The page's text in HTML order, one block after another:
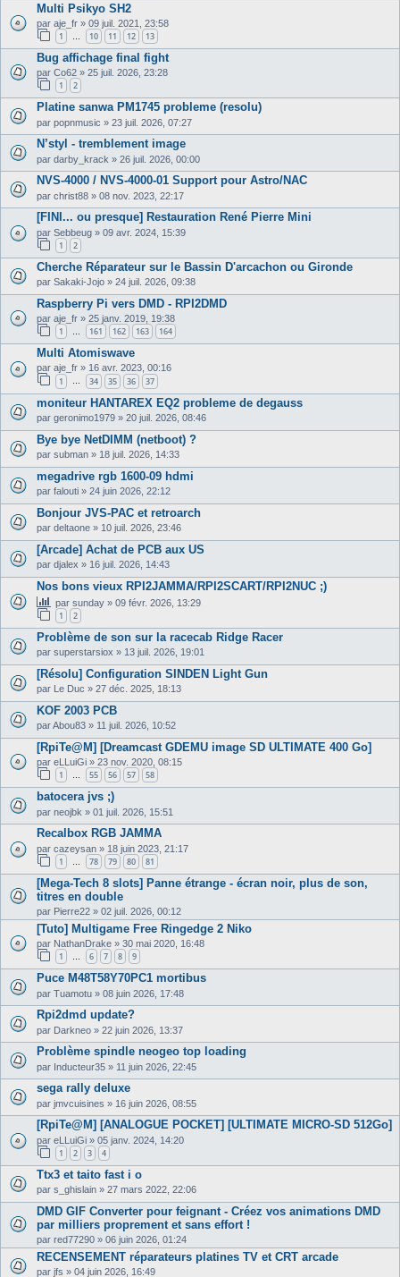
Multi Psikyo SH2
par aje_fr » 09 juil. 2021, 23:58
1 10 11 12 13
Bug affichage final fight
par Co62 » 25 juil. 2026, 23:28
1 2
Platine sanwa PM1745 probleme (resolu)
par popnmusic » 23 juil. 2026, 07:27
N’styl - tremblement image
par darby_krack » 26 juil. 2026, 00:00
NVS-4000 / NVS-4000-01 Support pour Astro/NAC
par christ88 » 08 nov. 2023, 22:17
[FINI... ou presque] Restauration René Pierre Mini
par Sebbeug » 09 avr. 2024, 15:39
1 2
Cherche Réparateur sur le Bassin D'arcachon ou Gironde
par Sakaki-Jojo » 24 juil. 2026, 09:38
Raspberry Pi vers DMD - RPI2DMD
par aje_fr » 25 janv. 2019, 19:38
1 … 161 162 163 164
Multi Atomiswave
par aje_fr » 16 avr. 2023, 00:16
1 … 34 35 36 37
moniteur HANTAREX EQ2 probleme de degauss
par geronimo1979 » 20 juil. 2026, 08:46
Bye bye NetDIMM (netboot) ?
par subman » 18 juil. 2026, 14:33
megadrive rgb 1600-09 hdmi
par falouti » 24 juin 2026, 22:12
Bonjour JVS-PAC et retroarch
par deltaone » 10 juil. 2026, 23:46
[Arcade] Achat de PCB aux US
par djalex » 16 juil. 2026, 14:43
Nos bons vieux RPI2JAMMA/RPI2SCART/RPI2NUC ;)
par sunday » 09 févr. 2026, 13:29
1 2
Problème de son sur la racecab Ridge Racer
par superstarsiox » 13 juil. 2026, 19:01
[Résolu] Configuration SINDEN Light Gun
par Le Duc » 27 déc. 2025, 18:13
KOF 2003 PCB
parAbou83 » 11 juil. 2026, 10:52
[RpiTe@M] [Dreamcast GDEMU image SD ULTIMATE 400 Go]
par eLLuiGi » 23 nov. 2020, 08:15
1 … 55 56 57 58
batocera jvs ;)
par neojbk » 01 juil. 2026, 15:51
Recalbox RGB JAMMA
par cazeysan » 18 juin 2023, 21:17
1 78 79 80 81
[Mega-Tech 8 slots] Panne étrange - écran noir, plus de son,
titres en double
par Pierre22 » 02 juil. 2026, 00:12
[Tuto] Multigame Free Ringedge 2 Niko
par NathanDrake » 30 mai 2020, 16:48
1 … 6 7 8 9
Puce M48T58Y70PC1 mortibus
par Tuamotu » 08 juin 2026, 17:48
Rpi2dmd update?
par Darkneo » 22 juin 2026, 13:37
Problème spindle neogeo top loading
par Inducteur35 » 11 juin 2026, 22:45
sega rally deluxe
par jmvcuisines » 16 juin 2026, 08:55
[RpiTe@M] [ANALOGUE POCKET] [ULTIMATE MICRO-SD 512Go]
par eLLuiGi » 05 janv. 2024, 14:20
1 2 3 4
Ttx3 et taito fast i o
par s_ghislain » 27 mars 2022, 22:06
DMD GIF Converter pour feignant - Créez vos animations DMD
par milliers proprement et sans effort !
par red77290 » 06 juin 2026, 01:24
RECENSEMENT réparateurs platines TV et CRT arcade
par jfs » 04 juin 2026, 16:49